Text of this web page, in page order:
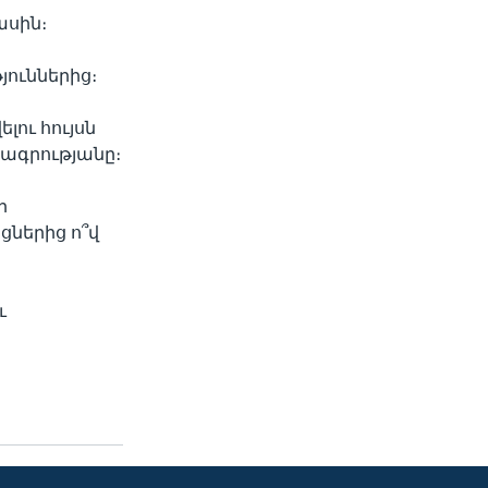
հույսն
ո՞վ